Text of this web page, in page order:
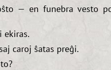
— en funebra vesto
ekiras.
caroj ŝatas preĝi.